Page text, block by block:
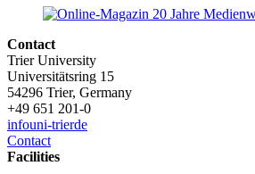
Contact
Trier University
Universitätsring 15
54296 Trier, Germany
+49 651 201-0
infouni-trierde
Contact
Facilities